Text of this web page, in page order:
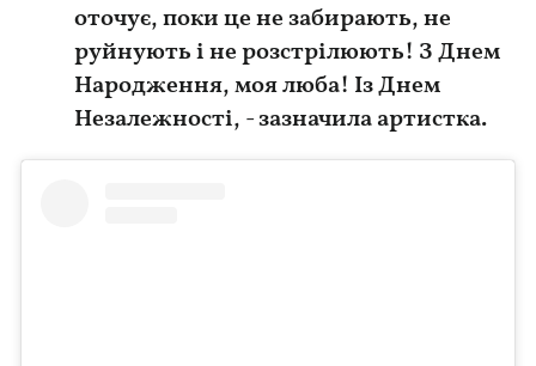
оточує, поки це не забирають, не
руйнують і не розстрілюють! З Днем
Народження, моя люба! Із Днем
Незалежності, - зазначила артистка.